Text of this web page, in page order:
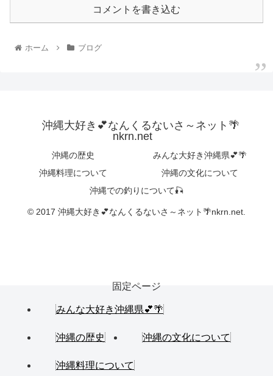
コメントを書き込む
ホーム ブログ
沖縄大好き💕なんくるないさ～ネット🌴
nkrn.net
沖縄の歴史
みんな大好き沖縄県💕🌴
沖縄料理について
沖縄の文化について
沖縄での釣りについて🎣
© 2017 沖縄大好き💕なんくるないさ～ネット🌴nkrn.net.
固定ページ
みんな大好き沖縄県💕🌴
沖縄の歴史 沖縄の文化について
沖縄料理について